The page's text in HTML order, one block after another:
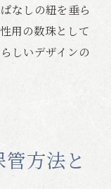
なしの紐を垂ら
用の数珠として
しいデザインの
方法と